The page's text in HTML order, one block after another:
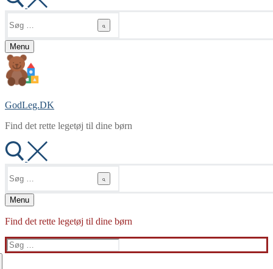
efter:
Menu
GodLeg.DK
Find det rette legetøj til dine børn
efter:
Menu
Find det rette legetøj til dine børn
Søg
efter: